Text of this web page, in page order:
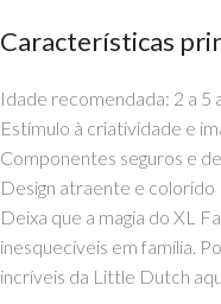
Características
Idade recomendada: 2 a 5
Estímulo à criatividade e
Componentes seguros e
Design atraente e colorido
Deixa que a magia do XL
inesquecíveis em família.
incríveis da Little Dutch